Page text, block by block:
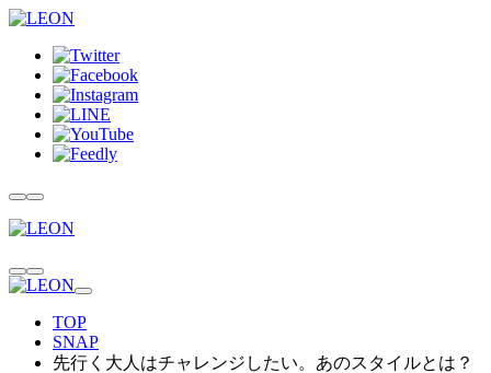
TOP
SNAP
先行く大人はチャレンジしたい。あのスタイルとは？